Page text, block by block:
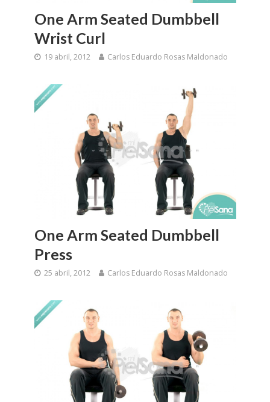
One Arm Seated Dumbbell
Wrist Curl
19 abril, 2012 Carlos Eduardo Rosas Maldonado
One Arm Seated Dumbbell
Press
25 abril, 2012 Carlos Eduardo Rosas Maldonado